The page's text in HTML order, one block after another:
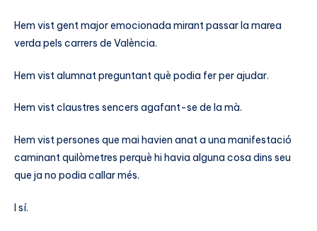
Hem vist gent major emocionada mirant passar la marea
verda pels carrers de València.
Hem vist alumnat preguntant què podia fer per ajudar.
Hem vist claustres sencers agafant-se de la mà.
Hem vist persones que mai havien anat a una manifestació
caminant quilòmetres perquè hi havia alguna cosa dins seu
que ja no podia callar més.
I sí.